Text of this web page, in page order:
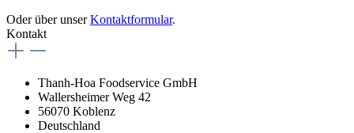
Oder über unserKontaktformular.
Kontakt
Thanh-Hoa Foodservice GmbH
Wallersheimer Weg 42
56070 Koblenz
Deutschland